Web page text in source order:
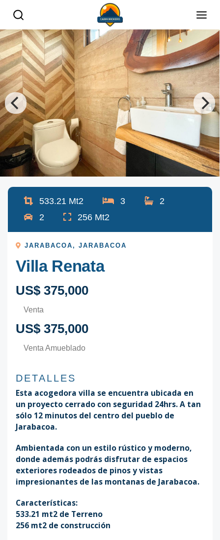
533.21 Mt2 3
2
2
256 Mt2
JARABACOA ,JARABACOA
Villa Renata
US$ 375,000
Venta
US$ 375,000
Venta Amueblado
DETALLES
Esta acogedora villa se encuentra ubicada en
un proyecto cerrado con seguridad 24hrs. A tan
sólo 12 minutos del centro del pueblo de
Jarabacoa.
Ambientada con un estilo rústico y moderno,
donde además podrás disfrutar de espacios
exteriores rodeados de pinos y vistas
impresionantes de las montanas de Jarabacoa.
Características:
533.21 mt2 de Terreno
256 mt2 de construcción